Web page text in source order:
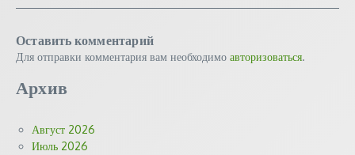
Оставить комментарий
Для отправки комментария вам необходимо авторизоваться.
Архив
Август 2026
Июль 2026